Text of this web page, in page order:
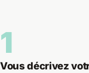
1
Vous décrivez